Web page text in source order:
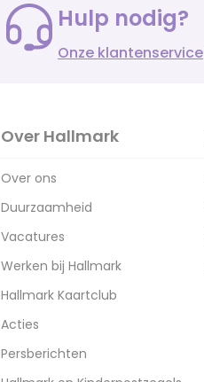
Hulp nodig?
Onze klantenservice
Over Hallmark
Over ons
Duurzaamheid
Vacatures
Werken bij Hallmark
Hallmark Kaartclub
Acties
Persberichten